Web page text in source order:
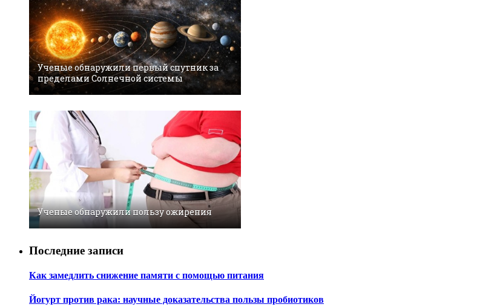
Ученые обнаружили первый спутник за
пределами Солнечной системы
Ученые обнаружили пользу ожирения
Последние записи
Как замедлить снижение памяти с помощью питания
Йогурт против рака: научные доказательства пользы пробиотиков